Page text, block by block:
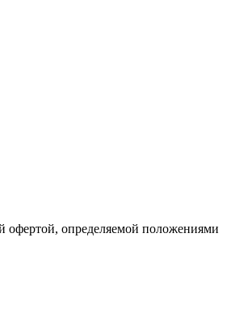
офертой, определяемой положениями